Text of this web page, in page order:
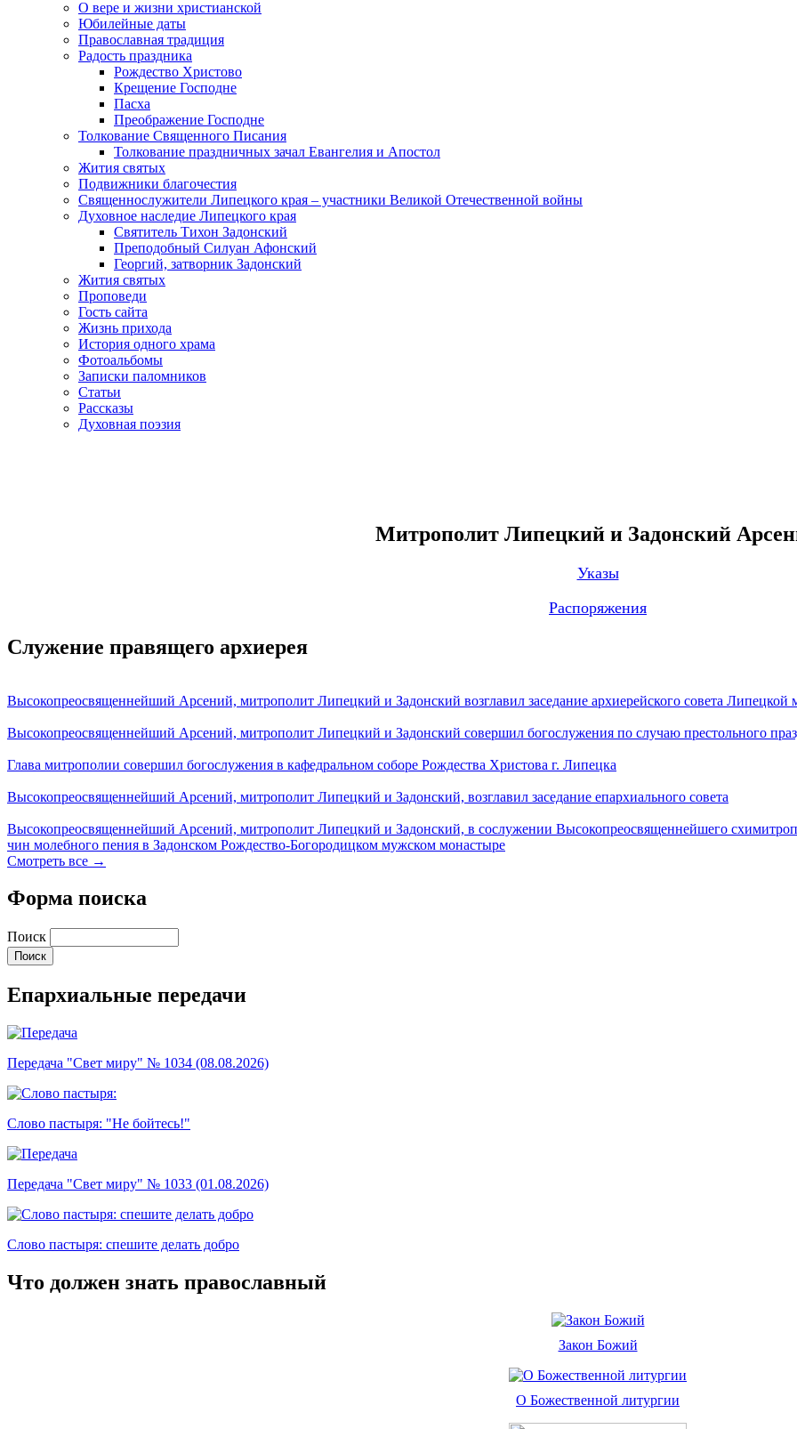
О вере и жизни христианской
Юбилейные даты
Православная традиция
Радость праздника
Рождество Христово
Крещение Господне
Пасха
Преображение Господне
Толкование Священного Писания
Толкование праздничных зачал Евангелия и Апостол
Жития святых
Подвижники благочестия
Священнослужители Липецкого края – участники Великой Отечественной войны
Духовное наследие Липецкого края
Святитель Тихон Задонский
Преподобный Силуан Афонский
Георгий, затворник Задонский
Жития святых
Проповеди
Гость сайта
Жизнь прихода
История одного храма
Фотоальбомы
Записки паломников
Статьи
Рассказы
Духовная поэзия
Митрополит Липецкий и Задонский
Указы
Распоряжения
Служение правящего архиерея
Высокопреосвященнейший Арсений, митрополит Липецкий и Задонский возглавил заседание архиерейского совета Липецкой
Высокопреосвященнейший Арсений, митрополит Липецкий и Задонский совершил богослужения по случаю престольного
Глава митрополии совершил богослужения в кафедральном соборе Рождества Христова г. Липецка
Высокопреосвященнейший Арсений, митрополит Липецкий и Задонский, возглавил заседание епархиального совета
Высокопреосвященнейший Арсений, митрополит Липецкий и Задонский, в сослужении Высокопреосвященнейшего
чин молебного пения в Задонском Рождество-Богородицком мужском монастыре
Смотреть все →
Форма поиска
Поиск
Епархиальные передачи
Передача "Свет миру" № 1034 (08.08.2026)
Слово пастыря: "Не бойтесь!"
Передача "Свет миру" № 1033 (01.08.2026)
Слово пастыря: спешите делать добро
Что должен знать православный
Закон Божий
О Божественной литургии